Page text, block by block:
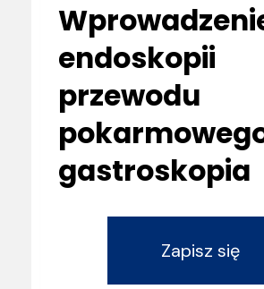
endoskopii
przewodu
gastroskopia
Zapisz się